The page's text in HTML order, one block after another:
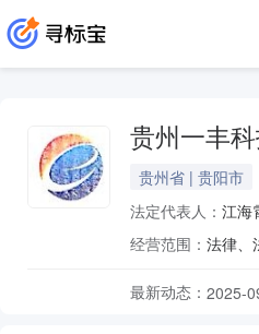
贵州一丰
贵州省 | 贵阳市
法定代表人： 江海
经营范围：
最新动态： 2025-